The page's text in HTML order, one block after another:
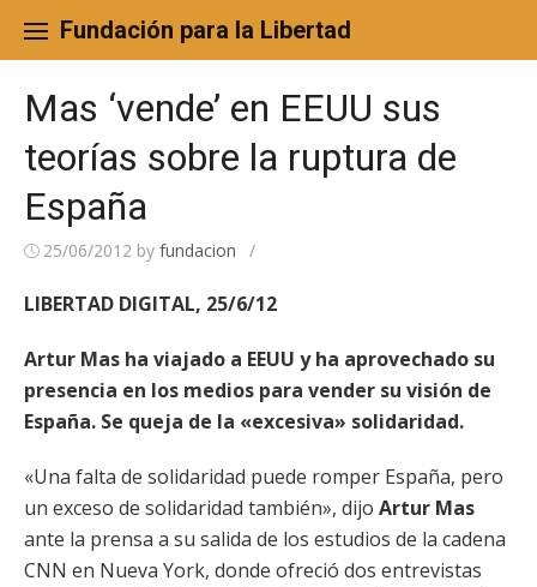
content
Fundación para la Libertad
Mas ‘vende’ en EEUU sus
teorías sobre la ruptura de
España
25/06/2012 by fundacion /
LIBERTAD DIGITAL, 25/6/12
Artur Mas ha viajado a EEUU y ha aprovechado su
presencia en los medios para vender su visión de
España. Se queja de la «excesiva» solidaridad.
«Una falta de solidaridad puede romper España, pero
un exceso de solidaridad también», dijo Artur Mas
ante la prensa a su salida de los estudios de la cadena
CNN en Nueva York, donde ofreció dos entrevistas